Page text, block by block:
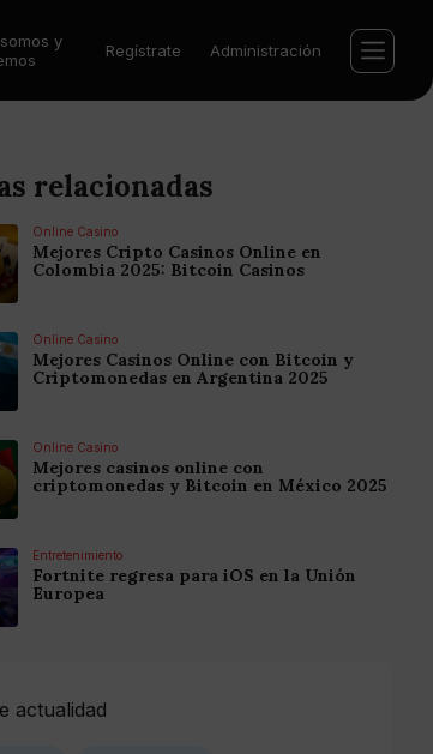
y
Regístrate Administración
relacionadas
Online Casino
Mejores Cripto Casinos Online en
Colombia 2025: Bitcoin Casinos
Online Casino
Mejores Casinos Online con Bitcoin y
Criptomonedas en Argentina 2025
Online Casino
Mejores casinos online con
criptomonedas y Bitcoin en México 2025
Entretenimiento
Fortnite regresa para iOS en la Unión
Europea
actualidad